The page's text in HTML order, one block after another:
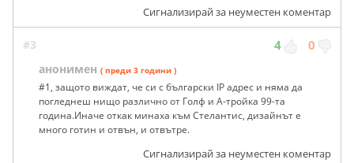
Сигнализирай за неуместен коментар
#3 4 0
анонимен ( преди 3 години )
#1, защото виждат, че си с български IP адрес и няма да
погледнеш нищо различно от Голф и А-тройка 99-та
година.Иначе откак минаха към Стелантис, дизайнът е
много готин и отвън, и отвътре.
Сигнализирай за неуместен коментар